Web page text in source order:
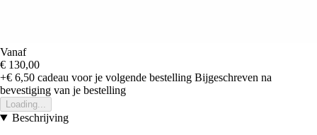
Vanaf
€ 130,00
+€ 6,50 cadeau voor je volgende bestelling Bijgeschreven na
bevestiging van je bestelling
Loading...
Beschrijving